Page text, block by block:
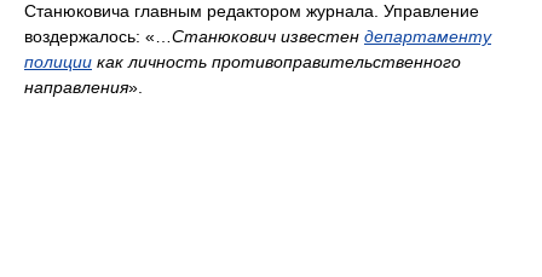
Станюковича главным редактором журнала. Управление
воздержалось: «…Станюкович известен департаменту
полиции как личность противоправительственного
направления».